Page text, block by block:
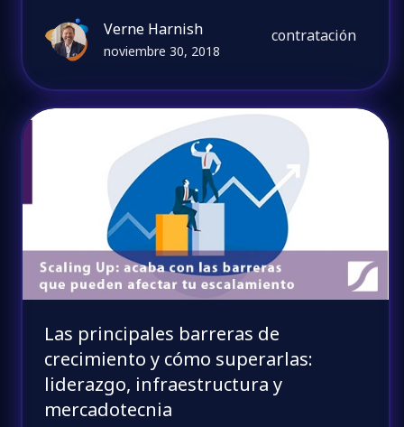
Verne Harnish
noviembre 30, 2018
contratación
Las principales barreras de
crecimiento y cómo superarlas:
liderazgo, infraestructura y
mercadotecnia